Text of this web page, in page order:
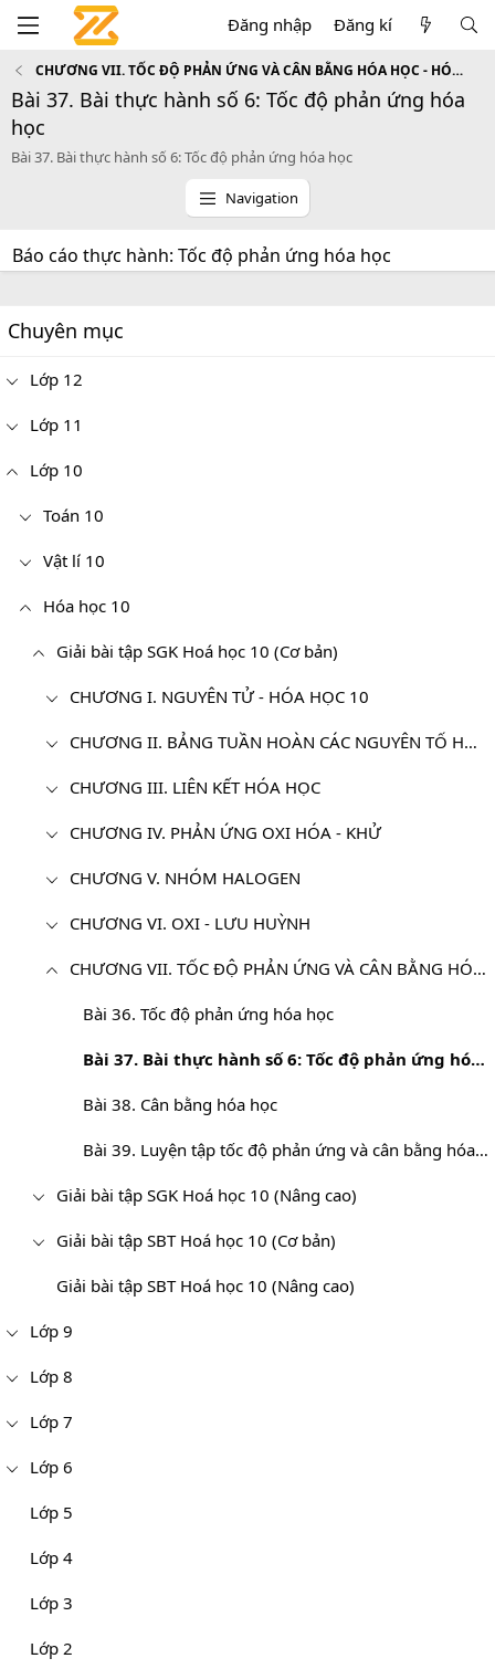
Đăng nhập Đăng kí
CHƯƠNG VII. TỐC ĐỘ PHẢN ỨNG VÀ CÂN BẰNG HÓA HỌC - HÓA HỌC 10
Bài 37. Bài thực hành số 6: Tốc độ phản ứng hóa
học
Bài 37. Bài thực hành số 6: Tốc độ phản ứng hóa học
Navigation
Báo cáo thực hành: Tốc độ phản ứng hóa học
Chuyên mục
Lớp 12
Lớp 11
Lớp 10
Toán 10
Vật lí 10
Hóa học 10
Giải bài tập SGK Hoá học 10 (Cơ bản)
CHƯƠNG I. NGUYÊN TỬ - HÓA HỌC 10
CHƯƠNG II. BẢNG TUẦN HOÀN CÁC NGUYÊN TỐ HÓA HỌC VÀ ĐỊNH LUẬT TUẦN HOÀN - HÓA 10
CHƯƠNG III. LIÊN KẾT HÓA HỌC
CHƯƠNG IV. PHẢN ỨNG OXI HÓA - KHỬ
CHƯƠNG V. NHÓM HALOGEN
CHƯƠNG VI. OXI - LƯU HUỲNH
CHƯƠNG VII. TỐC ĐỘ PHẢN ỨNG VÀ CÂN BẰNG HÓA HỌC - HÓA HỌC 10
Bài 36. Tốc độ phản ứng hóa học
Bài 37. Bài thực hành số 6: Tốc độ phản ứng hóa học
Bài 38. Cân bằng hóa học
Bài 39. Luyện tập tốc độ phản ứng và cân bằng hóa học
Giải bài tập SGK Hoá học 10 (Nâng cao)
Giải bài tập SBT Hoá học 10 (Cơ bản)
Giải bài tập SBT Hoá học 10 (Nâng cao)
Lớp 9
Lớp 8
Lớp 7
Lớp 6
Lớp 5
Lớp 4
Lớp 3
Lớp 2